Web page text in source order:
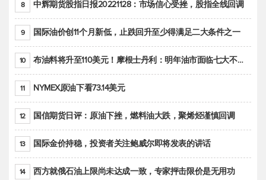
8 中辉期货股指日报20221128：市场信心受挫，股指全线回调
9 国际油价创11个月新低，止跌回升至少得满足二大条件之一
10 布油料将升至110美元！摩根士丹利：明年油市面临七大不确定性
11 NYMEX原油下看73.14美元
12 国信期货日评：原油下挫，燃料油大跌，聚烯烃谨慎回调
13 国际金价持稳，投资者关注鲍威尔即将发表的讲话
14 西方就俄石油上限尚未达成一致，专家抨击限价是无用功